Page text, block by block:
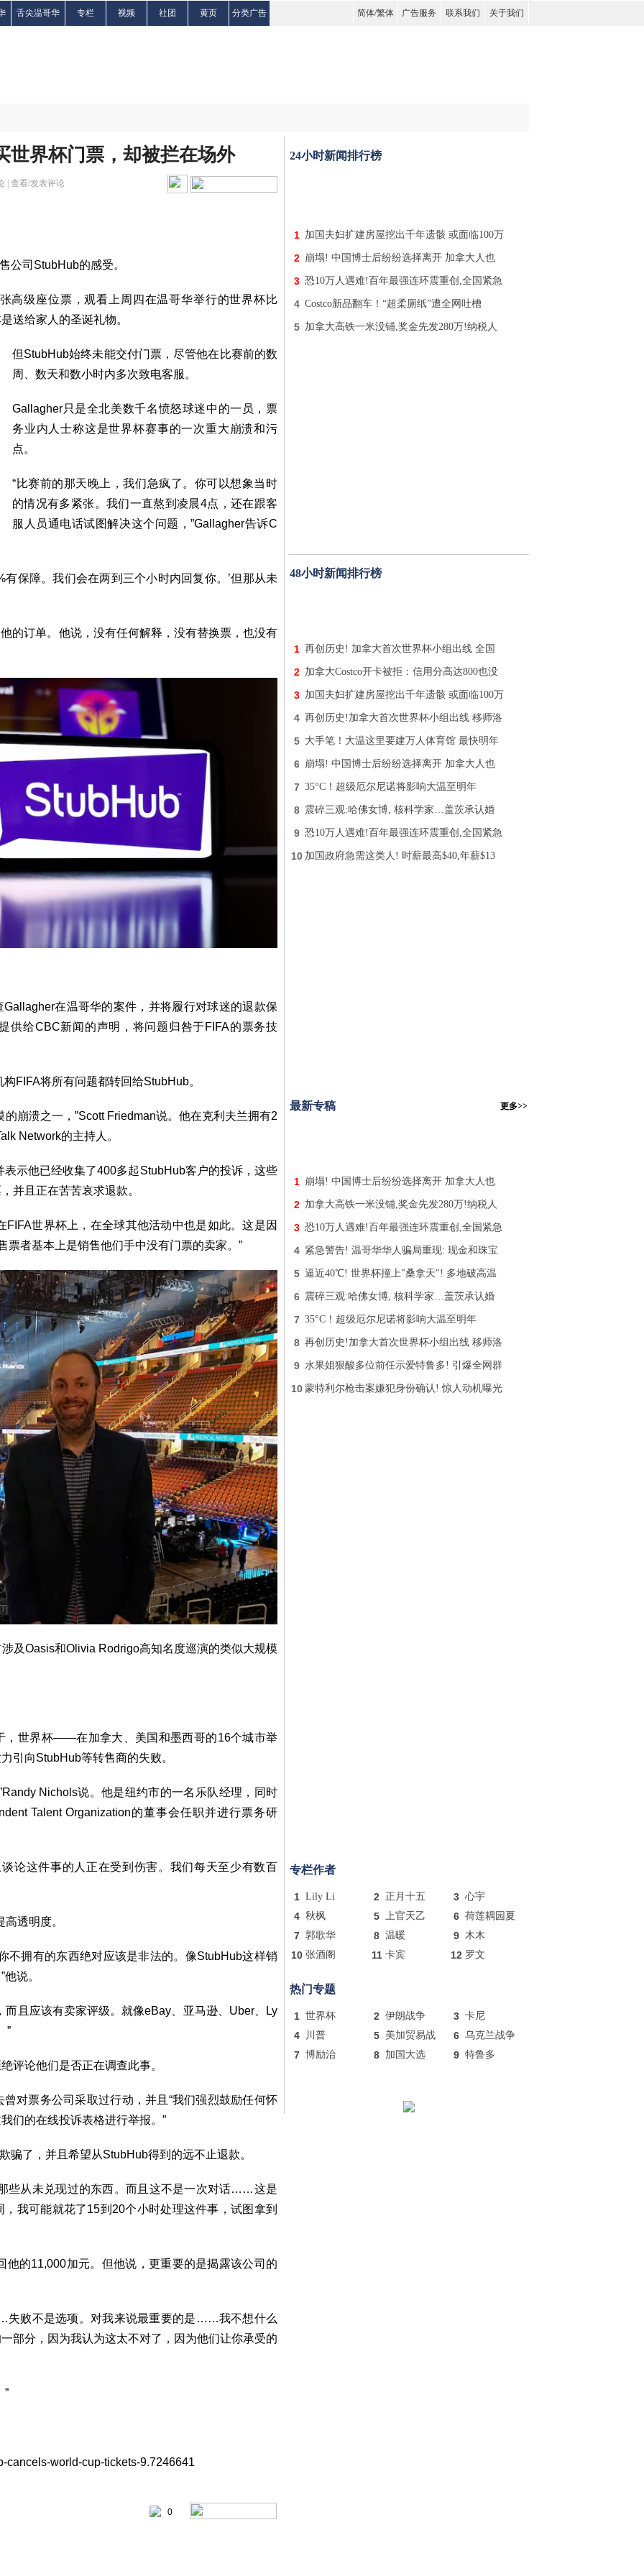
舌尖温哥华 专栏 视频 社团 黄页 分类广告 简体/繁体 广告服务 联系我们 关于我们
世界杯门票，却被拦在场外
| 查看/发表评论
公司StubHub的感受。
高级座位票，观看上周四在温哥华举行的世界杯比
送给家人的圣诞礼物。
但StubHub始终未能交付门票，尽管他在比赛前的数
周、数天和数小时内多次致电客服。
Gallagher只是全北美数千名愤怒球迷中的一员，票
务业内人士称这是世界杯赛事的一次重大崩溃和污
点。
“比赛前的那天晚上，我们急疯了。你可以想象当时
的情况有多紧张。我们一直熬到凌晨4点，还在跟客
服人员通电话试图解决这个问题，”Gallagher告诉C
有保障。我们会在两到三个小时内回复你。’但那从未
的订单。他说，没有任何解释，没有替换票，也没有
在温哥华的案件，并将履行对球迷的退款保
供给CBC新闻的声明，将问题归咎于FIFA的票务技
FIFA将所有问题都转回给StubHub。
崩溃之一，”Scott Friedman说。他在克利夫兰拥有2
Network的主持人。
示他已经收集了400多起StubHub客户的投诉，这些
并且正在苦苦哀求退款。
世界杯上，在全球其他活动中也是如此。这是因
票者基本上是销售他们手中没有门票的卖家。”
及Oasis和Olivia Rodrigo高知名度巡演的类似大规模
，世界杯——在加拿大、美国和墨西哥的16个城市举
向StubHub等转售商的失败。
Nichols说。他是纽约市的一名乐队经理，同时
Talent Organization的董事会任职并进行票务研
论这件事的人正在受到伤害。我们每天至少有数百
透明度。
不拥有的东西绝对应该是非法的。像StubHub这样销
说。
而且应该有卖家评级。就像eBay、亚马逊、Uber、Ly
”
评论他们是否正在调查此事。
对票务公司采取过行动，并且“我们强烈鼓励任何怀
们的在线投诉表格进行举报。”
骗了，并且希望从StubHub得到的远不止退款。
些从未兑现过的东西。而且这不是一次对话……这是
我可能就花了15到20个小时处理这件事，试图拿到
他的11,000加元。但他说，更重要的是揭露该公司的
失败不是选项。对我来说最重要的是……我不想什么
部分，因为我认为这太不对了，因为他们让你承受的
”
cancels-world-cup-tickets-9.7246641
0
24小时新闻排行榜
1 加国夫妇扩建房屋挖出千年遗骸 或面临100万
2 崩塌! 中国博士后纷纷选择离开 加拿大人也
3 恐10万人遇难!百年最强连环震重创,全国紧急
4 Costco新品翻车！“超柔厕纸”遭全网吐槽
5 加拿大高铁一米没铺,奖金先发280万!纳税人
48小时新闻排行榜
1 再创历史! 加拿大首次世界杯小组出线 全国
2 加拿大Costco开卡被拒：信用分高达800也没
3 加国夫妇扩建房屋挖出千年遗骸 或面临100万
4 再创历史!加拿大首次世界杯小组出线 移师洛
5 大手笔！大温这里要建万人体育馆 最快明年
6 崩塌! 中国博士后纷纷选择离开 加拿大人也
7 35°C！超级厄尔尼诺将影响大温至明年
8 震碎三观:哈佛女博, 核科学家…盖茨承认婚
9 恐10万人遇难!百年最强连环震重创,全国紧急
10 加国政府急需这类人! 时薪最高$40,年薪$13
最新专稿 更多>>
1 崩塌! 中国博士后纷纷选择离开 加拿大人也
2 加拿大高铁一米没铺,奖金先发280万!纳税人
3 恐10万人遇难!百年最强连环震重创,全国紧急
4 紧急警告! 温哥华华人骗局重现: 现金和珠宝
5 逼近40℃! 世界杯撞上"桑拿天"! 多地破高温
6 震碎三观:哈佛女博, 核科学家…盖茨承认婚
7 35°C！超级厄尔尼诺将影响大温至明年
8 再创历史!加拿大首次世界杯小组出线 移师洛
9 水果姐狠酸多位前任示爱特鲁多! 引爆全网群
10 蒙特利尔枪击案嫌犯身份确认! 惊人动机曝光
专栏作者
1 Lily Li 2 正月十五 3 心宇
4 秋枫 5 上官天乙 6 荷莲耦园夏
7 郭歌华 8 温暖 9 木木
10 张酒阁 11 卡宾 12 罗文
热门专题
1 世界杯 2 伊朗战争 3 卡尼
4 川普 5 美加贸易战 6 乌克兰战争
7 博励治 8 加国大选 9 特鲁多